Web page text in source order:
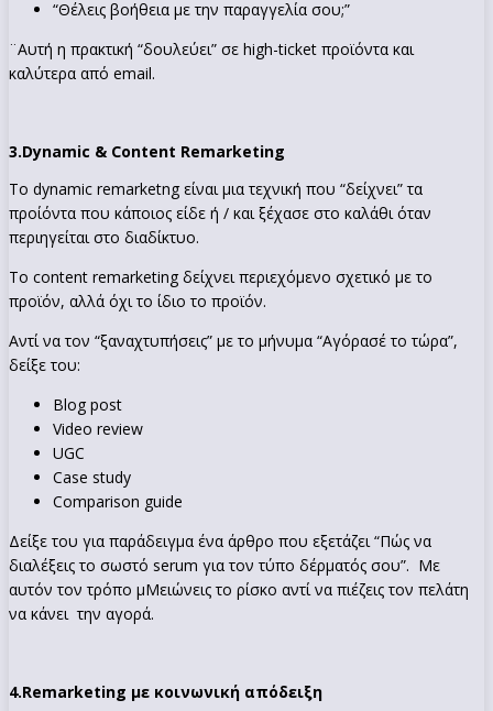
“Θέλεις βοήθεια με την παραγγελία σου;”
¨Αυτή η πρακτική “δουλεύει” σε high-ticket προϊόντα και
καλύτερα από email.
3.Dynamic & Content Remarketing
To dynamic remarketng είναι μια τεχνική που “δείχνει” τα
προίόντα που κάποιος είδε ή / και ξέχασε στο καλάθι όταν
περιηγείται στο διαδίκτυο.
Το content remarketing δείχνει περιεχόμενο σχετικό με το
προϊόν, αλλά όχι το ίδιο το προϊόν.
Αντί να τον “ξαναχτυπήσεις” με το μήνυμα “Αγόρασέ το τώρα”,
δείξε του:
Blog post
Video review
UGC
Case study
Comparison guide
Δείξε του για παράδειγμα ένα άρθρο που εξετάζει “Πώς να
διαλέξεις το σωστό serum για τον τύπο δέρματός σου”. Με
αυτόν τον τρόπο μΜειώνεις το ρίσκο αντί να πιέζεις τον πελάτη
να κάνει την αγορά.
4.Remarketing με κοινωνική απόδειξη